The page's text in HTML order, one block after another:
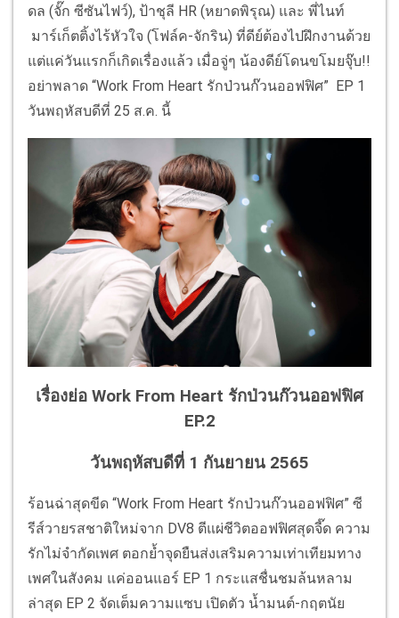
ดล (จั๊ก ซีซันไฟว์), ป้าชุลี HR (หยาดพิรุณ) และ พี่ไนท์
มาร์เก็ตติ้งไร้หัวใจ (โฟล์ค-จักริน) ที่ดีย์ต้องไปฝึกงานด้วย
แต่แค่วันแรกก็เกิดเรื่องแล้ว เมื่อจู่ๆ น้องดีย์โดนขโมยจุ๊บ!!
อย่าพลาด “Work From Heart รักป่วนก๊วนออฟฟิศ” EP 1
วันพฤหัสบดีที่ 25 ส.ค. นี้
เรื่องย่อ Work From Heart รักป่วนก๊วนออฟฟิศ
EP.2
วันพฤหัสบดีที่ 1 กันยายน 2565
ร้อนฉ่าสุดขีด “Work From Heart รักป่วนก๊วนออฟฟิศ” ซี
รีส์วายรสชาติใหม่จาก DV8 ตีแผ่ชีวิตออฟฟิศสุดจี๊ด ความ
รักไม่จำกัดเพศ ตอกย้ำจุดยืนส่งเสริมความเท่าเทียมทาง
เพศในสังคม แค่ออนแอร์ EP 1 กระแสชื่นชมล้นหลาม
ล่าสุด EP 2 จัดเต็มความแซบ เปิดตัว น้ำมนต์-กฤตนัย